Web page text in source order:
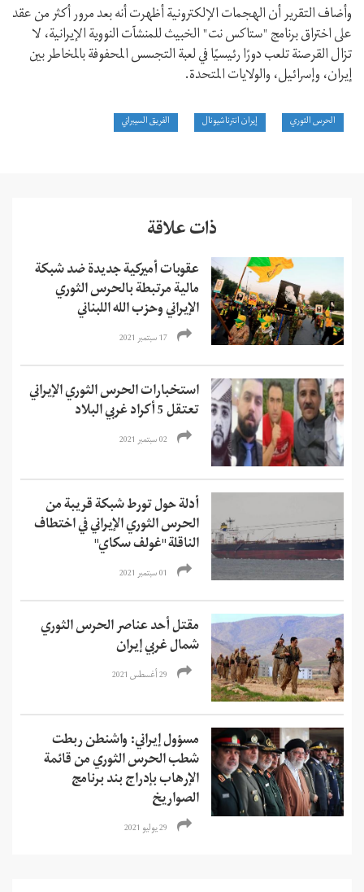
وأضاف التقرير أن الهجمات الإلكترونية أظهرت أنه بعد مرور أكثر من عقد
على اختراق برنامج "ستاكس نت" الخبيث للمنشآت النووية الإيرانية، لا
تزال القرصنة تلعب دورًا رئيسيًا في لعبة التجسس المحفوفة بالمخاطر بين
إيران، وإسرائيل، والولايات المتحدة.
الحرس الثوري إيران انترناشيونال الفريق السيبراني
ذات علاقة
عقوبات أميركية جديدة ضد شبكة
مالية مرتبطة بالحرس الثوري
الإيراني وحزب الله اللبناني
17 سبتمبر 2021
استخبارات الحرس الثوري الإيراني
تعتقل 5 أكراد غربي البلاد
02 سبتمبر 2021
أدلة حول تورط شبكة قريبة من
الحرس الثوري الإيراني في اختطاف
الناقلة "غولف سكاي"
01 سبتمبر 2021
مقتل أحد عناصر الحرس الثوري
شمال غربي إيران
29 أغسطس 2021
مسؤول إيراني: واشنطن ربطت
شطب الحرس الثوري من قائمة
الإرهاب بإدراج بند برنامج
الصواريخ
29 يوليو 2021